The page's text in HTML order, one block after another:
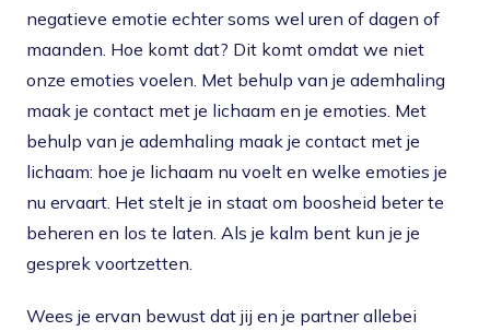
negatieve emotie echter soms wel uren of dagen of
maanden. Hoe komt dat? Dit komt omdat we niet
onze emoties voelen. Met behulp van je ademhaling
maak je contact met je lichaam en je emoties. Met
behulp van je ademhaling maak je contact met je
lichaam: hoe je lichaam nu voelt en welke emoties je
nu ervaart. Het stelt je in staat om boosheid beter te
beheren en los te laten. Als je kalm bent kun je je
gesprek voortzetten.
Wees je ervan bewust dat jij en je partner allebei